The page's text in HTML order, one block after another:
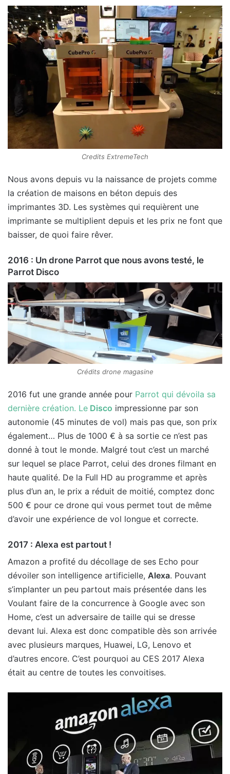
Credits ExtremeTech
Nous avons depuis vu la naissance de projets comme
la création de maisons en béton depuis des
imprimantes 3D. Les systèmes qui requièrent une
imprimante se multiplient depuis et les prix ne font que
baisser, de quoi faire rêver.
2016 : Un drone Parrot que nous avons testé, le
Parrot Disco
Crédits drone magasine
2016 fut une grande année pour Parrot qui dévoila sa
dernière création. Le Disco impressionne par son
autonomie (45 minutes de vol) mais pas que, son prix
également… Plus de 1000 € à sa sortie ce n’est pas
donné à tout le monde. Malgré tout c’est un marché
sur lequel se place Parrot, celui des drones filmant en
haute qualité. De la Full HD au programme et après
plus d’un an, le prix a réduit de moitié, comptez donc
500 € pour ce drone qui vous permet tout de même
d’avoir une expérience de vol longue et correcte.
2017 : Alexa est partout !
Amazon a profité du décollage de ses Echo pour
dévoiler son intelligence artificielle, Alexa. Pouvant
s’implanter un peu partout mais présentée dans les
Voulant faire de la concurrence à Google avec son
Home, c’est un adversaire de taille qui se dresse
devant lui. Alexa est donc compatible dès son arrivée
avec plusieurs marques, Huawei, LG, Lenovo et
d’autres encore. C’est pourquoi au CES 2017 Alexa
était au centre de toutes les convoitises.